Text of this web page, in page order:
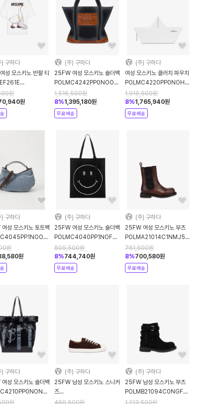
) 구하다
성 모스키노 반팔 티
DOM
원
원
(주) 구하다
25FW 여성 모스키노 숄더백
POLMC4242PP0NOO1POL00A
Black DOM
1,516,500원
8%1,395,180원
무료배송
(주) 구하다
여성 모스키노 클러치 파우치
POLMC4220PP0NOH0POL10A
White DOM
1,919,500원
8%1,765,940원
무료배송
) 구하다
성 모스키노 토트백
DOM
원
원
(주) 구하다
25FW 여성 모스키노 숄더백
POLMC4040PP1NOF0POL00B
Black DOM
809,500원
8%744,740원
무료배송
(주) 구하다
25FW 여성 모스키노 부츠
POLMA21014C1NMJ5POL307
Brown DOM
761,500원
8%700,580원
무료배송
) 구하다
성 모스키노 숄더백
원
(주) 구하다
25FW 남성 모스키노 스니커
즈
POLMB15053G0NGM0POL30A
460,500원
(주) 구하다
25FW 남성 모스키노 부츠
POLMB21094C0NGF0POL00A
Black DOM
1,213,500원